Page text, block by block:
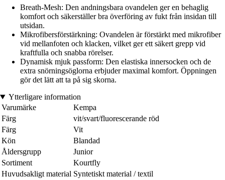
Breath-Mesh: Den andningsbara ovandelen ger en behaglig
komfort och säkerställer bra överföring av fukt från insidan till
utsidan.
Mikrofibersförstärkning: Ovandelen är förstärkt med mikrofiber
vid mellanfoten och klacken, vilket ger ett säkert grepp vid
kraftfulla och snabba rörelser.
Dynamisk mjuk passform: Den elastiska innersocken och de
extra snörningsöglorna erbjuder maximal komfort. Öppningen
gör det lätt att ta på sig skorna.
Ytterligare information
Varumärke
Kempa
Färg
vit/svart/fluorescerande röd
Färg
Vit
Kön
Blandad
Åldersgrupp
Junior
Sortiment
Kourtfly
Huvudsakligt material Syntetiskt material / textil